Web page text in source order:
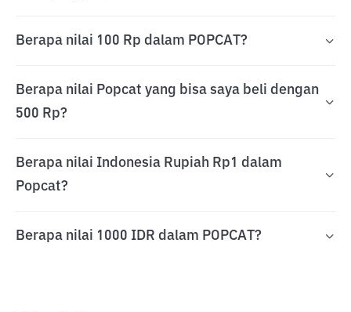
Berapa nilai 100 Rp dalam POPCAT?
Berapa nilai Popcat yang bisa saya beli dengan
500 Rp?
Berapa nilai Indonesia Rupiah Rp1 dalam
Popcat?
Berapa nilai 1000 IDR dalam POPCAT?